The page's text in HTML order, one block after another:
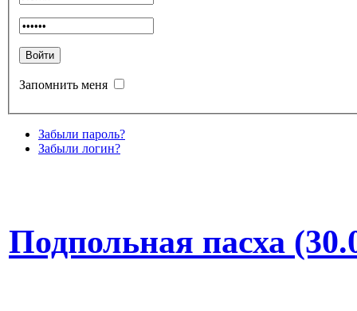
Запомнить меня
Забыли пароль?
Забыли логин?
Подпольная пасха